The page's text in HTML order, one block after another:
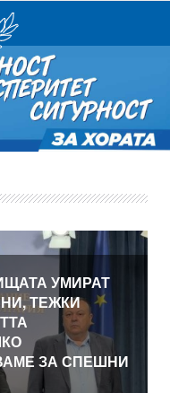
УМИРАТ
ТЕЖКИ
ЗА СПЕШНИ